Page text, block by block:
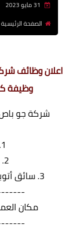
الصفحة الرئيسية
اعلان وظائف
وظيفة
شركة جو
1. كول سنتر (بدون خبرة)
2. موظف حجز (بدون خبرة)
3. سائق أتوبيسات رخصة أولى (خبرة 5 سنوات)
مكان